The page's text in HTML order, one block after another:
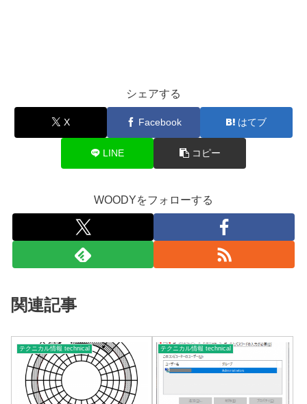
シェアする
X Facebook はてブ
LINE コピー
WOODYをフォローする
関連記事
テクニカル情報 technical テクニカル情報 technical